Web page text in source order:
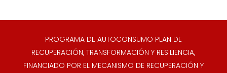
PROGRAMA DE AUTOCONSUMO PLAN DE
RECUPERACIÓN, TRANSFORMACIÓN Y RESILIENCIA,
FINANCIADO POR EL MECANISMO DE RECUPERACIÓN Y